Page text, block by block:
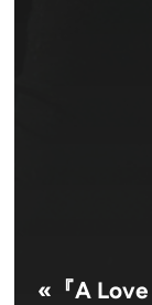
«『A Love